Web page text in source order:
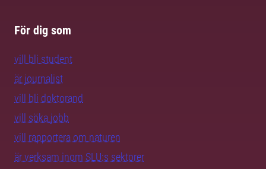
För dig som
vill bli student
är journalist
vill bli doktorand
vill söka jobb
vill rapportera om naturen
är verksam inom SLU:s sektorer